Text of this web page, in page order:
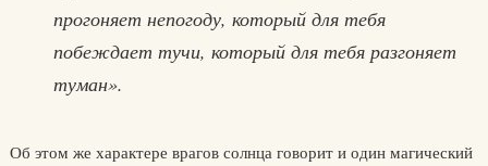
прогоняет непогоду, который для тебя
побеждает тучи, который для тебя разгоняет
туман».
Об этом же характере врагов солнца говорит и один магический